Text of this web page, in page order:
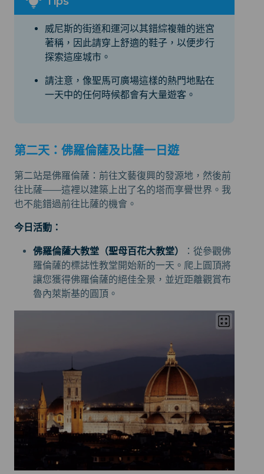
威尼斯的街道和運河以其錯綜複雜的迷宮
著稱，因此請穿上舒適的鞋子，以便步行
探索這座城市。
請注意，像聖馬可廣場這樣的熱門地點在
一天中的任何時候都會有大量遊客。
第二天：佛羅倫薩及比薩一日遊
第二站是佛羅倫薩：前往文藝復興的發源地，然後前
往比薩——這裡以建築上出了名的塔而享譽世界。我
也不能錯過前往比薩的機會。
今日活動：
佛羅倫薩大教堂（聖母百花大教堂）
：從參觀佛
羅倫薩的標誌性教堂開始新的一天。爬上圓頂將
讓您獲得佛羅倫薩的絕佳全景，並近距離觀賞布
魯內萊斯基的圓頂。